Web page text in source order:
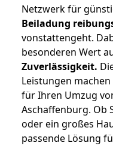
Netzwerk für
Beiladung
vonstattengeht.
besonderen Wert
Zuverlässigkeit.
Leistungen
für Ihren Umzug
Aschaffenburg. Ob
oder ein großes
passende Lösung